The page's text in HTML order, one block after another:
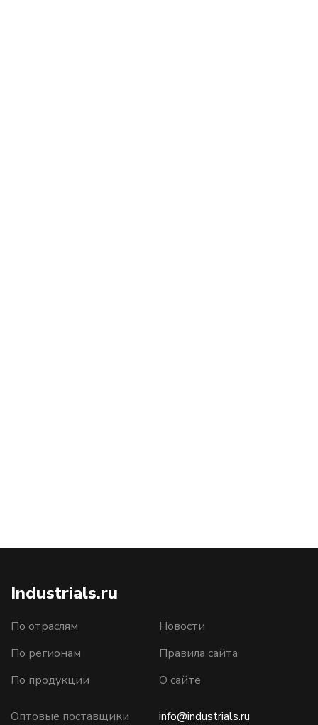
Industrials.ru
По отраслям
По регионам
По продукции
Новости
Правила сайта
О сайте
Оптовые поставщики info@industrials.ru